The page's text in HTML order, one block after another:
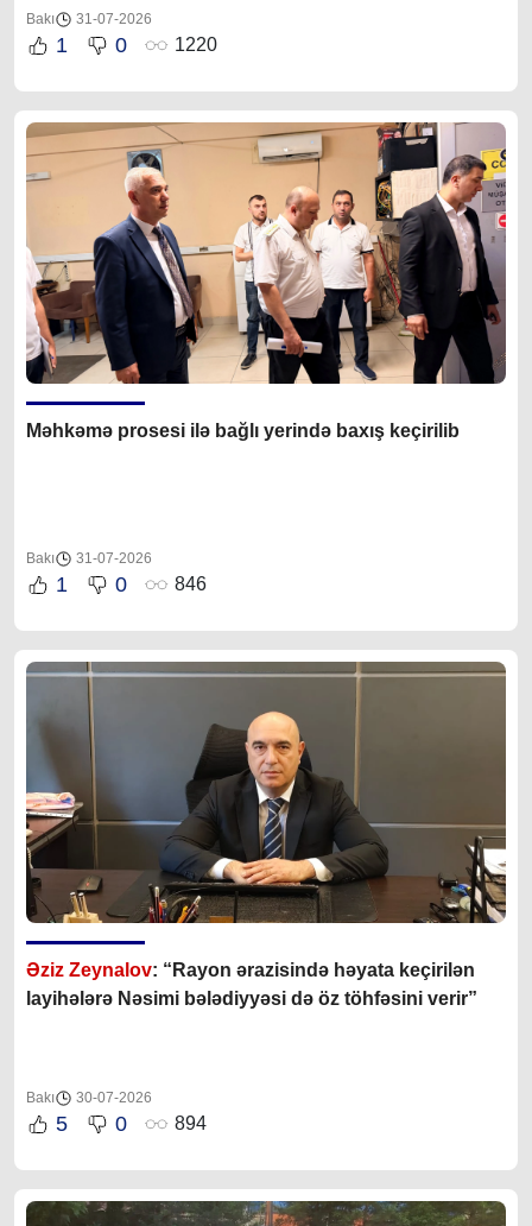
Bakı 31-07-2026
1 0 1220
Məhkəmə prosesi ilə bağlı yerində baxış keçirilib
Bakı 31-07-2026
1 0 846
Əziz Zeynalov: “Rayon ərazisində həyata keçirilən
layihələrə Nəsimi bələdiyyəsi də öz töhfəsini verir”
Bakı 30-07-2026
5 0 894